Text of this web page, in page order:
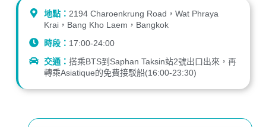
地點： 2194 Charoenkrung Road，Wat Phraya
Krai，Bang Kho Laem，Bangkok
時段： 17:00-24:00
交通：搭乘BTS到Saphan Taksin站2號出口出來，再
轉乘Asiatique的免費接駁船(16:00-23:30)